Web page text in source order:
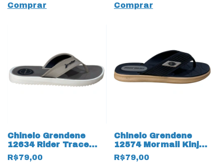
Comprar
Comprar
Chinelo Grendene
12634 Rider Trace
Plus 19958 Bege
R$79,00
Chinelo Grendene
12574 Mormaii Kinja
19956 Dedo
R$79,00